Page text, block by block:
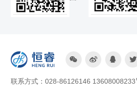
   
联系方式：028-86126146 13608008233